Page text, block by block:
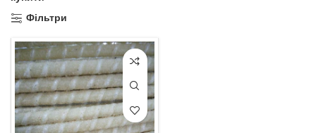
Фільтри